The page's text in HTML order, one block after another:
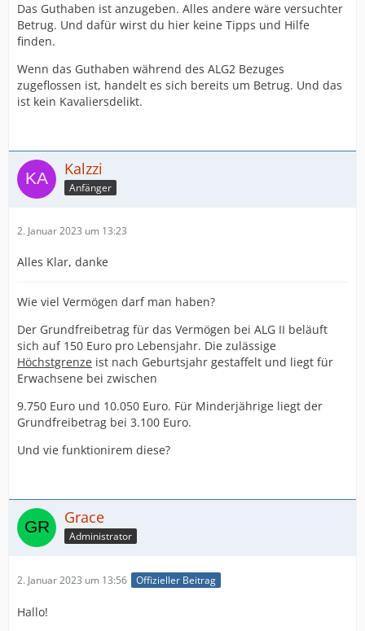
Das Guthaben ist anzugeben. Alles andere wäre versuchter
Betrug. Und dafür wirst du hier keine Tipps und Hilfe
finden.
Wenn das Guthaben während des ALG2 Bezuges
zugeflossen ist, handelt es sich bereits um Betrug. Und das
ist kein Kavaliersdelikt.
Kalzzi
Anfänger
2. Januar 2023 um 13:23
Alles Klar, danke
Wie viel Vermögen darf man haben?
Der Grundfreibetrag für das Vermögen bei ALG II beläuft
sich auf 150 Euro pro Lebensjahr. Die zulässige
Höchstgrenze ist nach Geburtsjahr gestaffelt und liegt für
Erwachsene bei zwischen
9.750 Euro und 10.050 Euro. Für Minderjährige liegt der
Grundfreibetrag bei 3.100 Euro.
Und vie funktionirem diese?
Grace
Administrator
2. Januar 2023 um 13:56 Offizieller Beitrag
Hallo!